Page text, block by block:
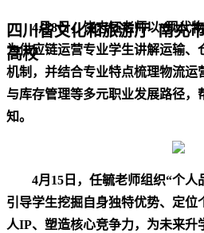
四川省文化和旅游厅 南充
高校
4月8日，饶志钰老师以“现代
为供应链运营专业学生讲解运输、
机制， 并结合专业特点梳理物流运
与库存管理等多元职业发展路径，
知。
4月 15 日，任毓老师组织“个人
引导学生挖掘自身独特优势、定位
人IP、塑造核心竞争力，为未来升